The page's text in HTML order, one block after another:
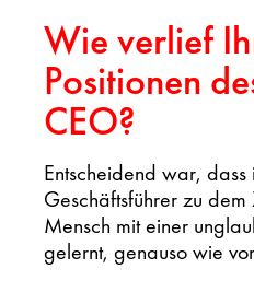
Wie verlief
Positionen
CEO?
Entscheidend war,
Geschäftsführer zu
Mensch mit einer
gelernt, genauso wie